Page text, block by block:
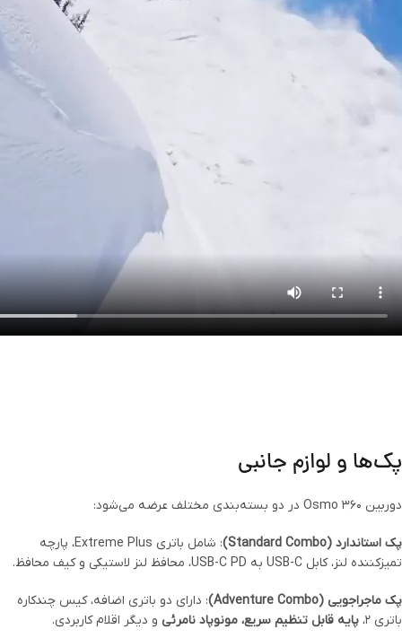
پک‌ها و لوازم جانبی
دوربین Osmo 360 در دو بسته‌بندی مختلف عرضه می‌شود:
پک استاندارد (Standard Combo)
: شامل باتری Extreme Plus، پارچه
تمیزکننده لنز، کابل USB-C به USB-C PD، محافظ لنز لاستیکی و کیف محافظ.
پک ماجراجویی (Adventure Combo)
: دارای دو باتری اضافه، کیس چندکاره
باتری ۲،
پایه قابل تنظیم سریع، مونوپاد نامرئی و دیگر اقلام کاربردی.